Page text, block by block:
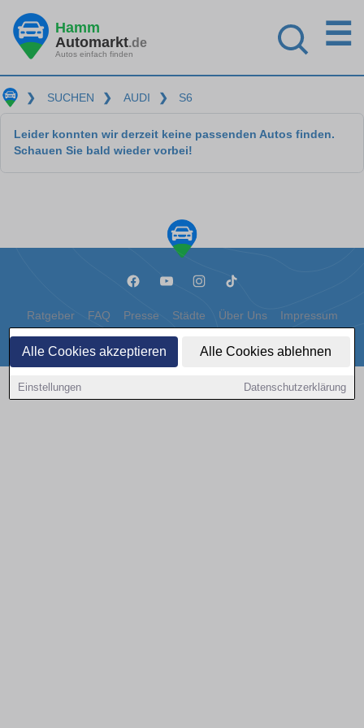
Alle Cookies akzeptieren Alle Cookies ablehnen
Einstellungen Datenschutzerklärung
Hamm
Automarkt.de
Autos einfach finden
☰
❯ SUCHEN ❯ AUDI ❯ S6
Leider konnten wir derzeit keine passenden Autos finden.
Schauen Sie bald wieder vorbei!
Ratgeber FAQ Presse Städte Über Uns Impressum
Datenschutz Cookies
Copyright © 2000 - 2026 | 1A Infosysteme GmbH | Content by: 1a-sites-autos